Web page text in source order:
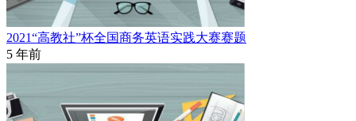
2021“高教社”杯全国商务英语实践大赛赛题
5 年前